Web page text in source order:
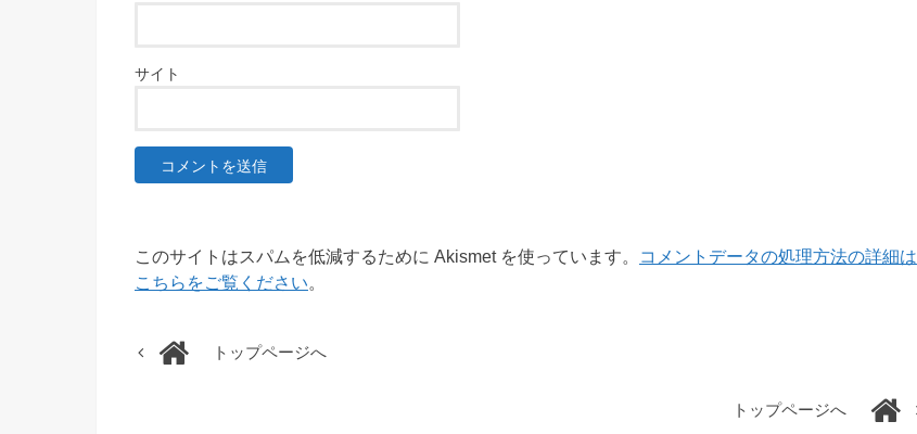
サイト
このサイトはスパムを低減するために Akismet を使っています。
コメントデータの処理方法の詳細は
こちらをご覧ください。
トップページへ
トップページへ